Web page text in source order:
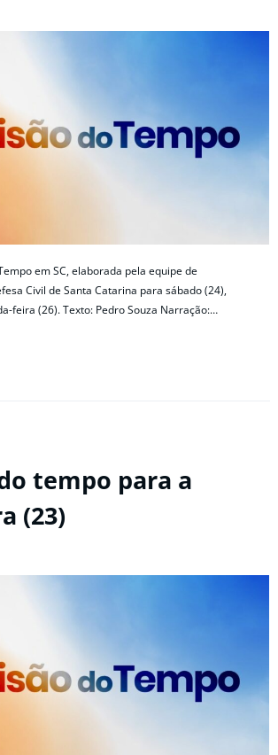
em SC, elaborada pela equipe de
Civil de Santa Catarina para sábado (24),
feira (26). Texto: Pedro Souza Narração:…
tempo para a
(23)